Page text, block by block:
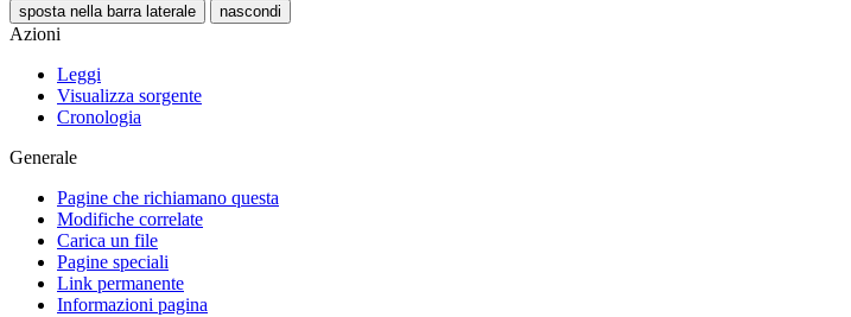
sposta nella barra laterale nascondi
Azioni
Leggi
Visualizza sorgente
Cronologia
Generale
Pagine che richiamano questa
Modifiche correlate
Carica un file
Pagine speciali
Link permanente
Informazioni pagina